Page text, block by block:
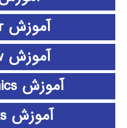
آموزش rapidminer
آموزش ShowFlow
آموزش SimElectronics
آموزش SolidWorks